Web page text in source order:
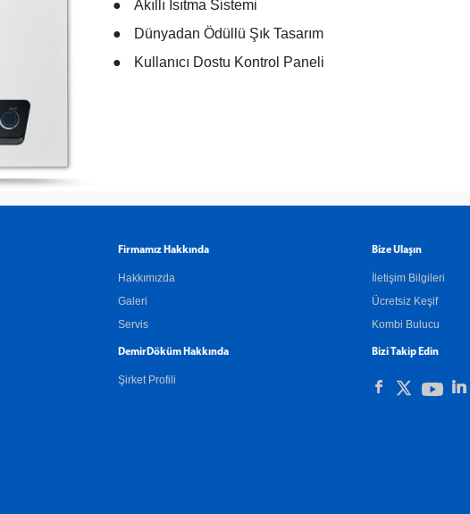
Akıllı Isıtma Sistemi
Dünyadan Ödüllü Şık Tasarım
Kullanıcı Dostu Kontrol Paneli
Firmamız Hakkında
Hakkımızda
Galeri
Servis
DemirDöküm Hakkında
Şirket Profili
Bize Ulaşın
İletişim Bilgileri
Ücretsiz Keşif
Kombi Bulucu
Bizi Takip Edin